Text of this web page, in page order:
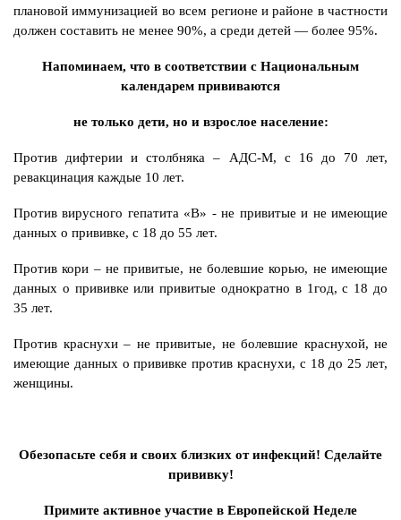
плановой иммунизацией во всем регионе и районе в частности
должен составить не менее 90%, а среди детей — более 95%.
Напоминаем, что в соответствии с Национальным
календарем прививаются
не только дети, но и взрослое население:
Против дифтерии и столбняка – АДС-М, с 16 до 70 лет,
ревакцинация каждые 10 лет.
Против вирусного гепатита «В» - не привитые и не имеющие
данных о прививке, с 18 до 55 лет.
Против кори – не привитые, не болевшие корью, не имеющие
данных о прививке или привитые однократно в 1год, с 18 до
35 лет.
Против краснухи – не привитые, не болевшие краснухой, не
имеющие данных о прививке против краснухи, с 18 до 25 лет,
женщины.
Обезопасьте себя и своих близких от инфекций! Сделайте
прививку!
Примите активное участие в Европейской Неделе